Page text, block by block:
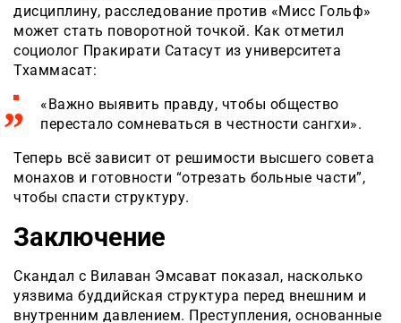
дисциплину, расследование против «Мисс Гольф»
может стать поворотной точкой. Как отметил
социолог Пракирати Сатасут из университета
Тхаммасат:
«Важно выявить правду, чтобы общество
перестало сомневаться в честности сангхи».
Теперь всё зависит от решимости высшего совета
монахов и готовности “отрезать больные части”,
чтобы спасти структуру.
Заключение
Скандал с Вилаван Эмсават показал, насколько
уязвима буддийская структура перед внешним и
внутренним давлением. Преступления, основанные